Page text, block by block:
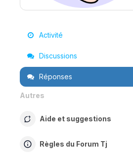
Activité
Discussions
Réponses
Autres
Aide et suggestions
Règles du Forum Tj